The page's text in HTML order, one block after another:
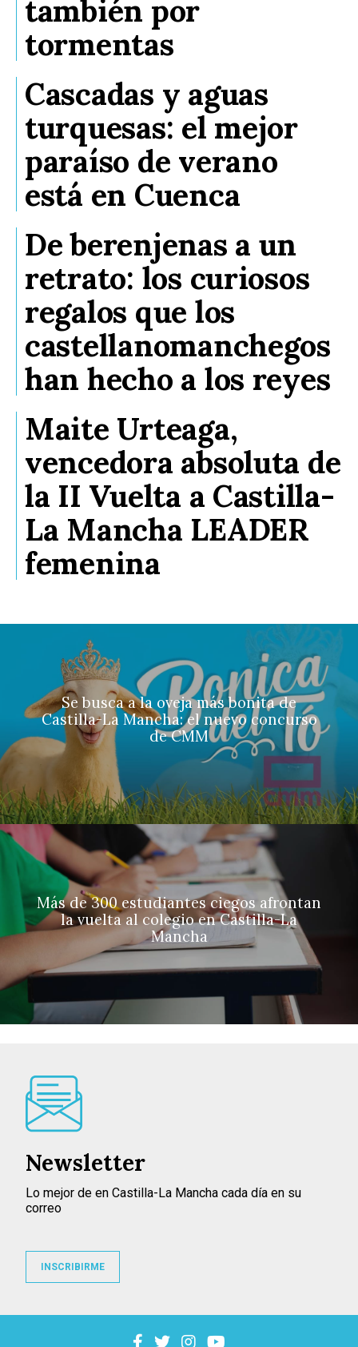
también por
tormentas
Cascadas y aguas
turquesas: el mejor
paraíso de verano
está en Cuenca
De berenjenas a un
retrato: los curiosos
regalos que los
castellanomanchegos
han hecho a los reyes
Maite Urteaga,
vencedora absoluta de
la II Vuelta a Castilla-
La Mancha LEADER
femenina
Se busca a la oveja más bonita de
Castilla-La Mancha: el nuevo concurso
de CMM
Más de 300 estudiantes ciegos afrontan
la vuelta al colegio en Castilla-La
Mancha
Newsletter
Lo mejor de en Castilla-La Mancha cada día en su
correo
INSCRIBIRME